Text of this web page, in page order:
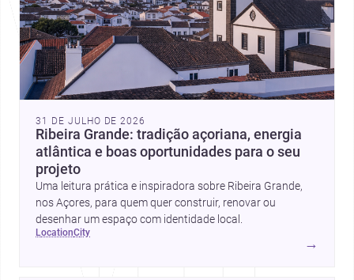
31 DE JULHO DE 2026
Ribeira Grande: tradição açoriana, energia
atlântica e boas oportunidades para o seu
projeto
Uma leitura prática e inspiradora sobre Ribeira Grande,
nos Açores, para quem quer construir, renovar ou
desenhar um espaço com identidade local.
location city
→